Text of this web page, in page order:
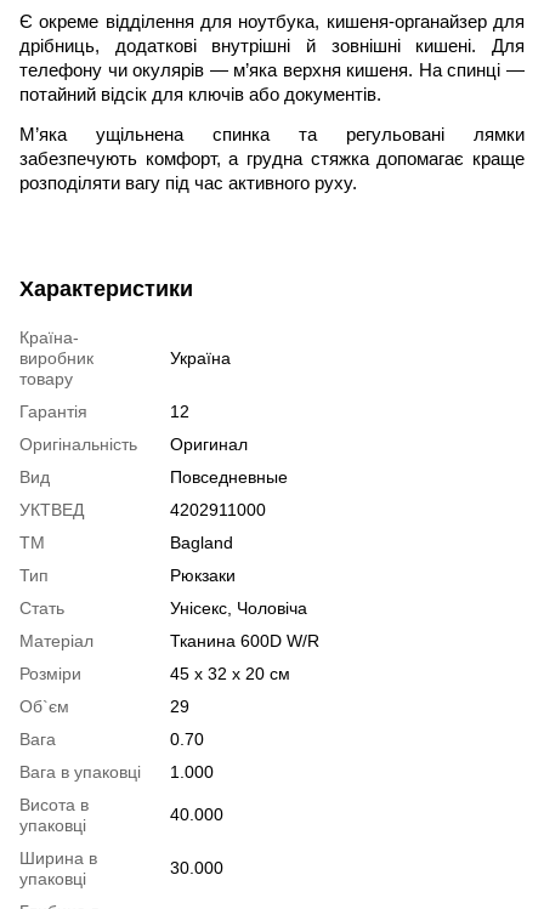
Є окреме відділення для ноутбука, кишеня-органайзер для
дрібниць, додаткові внутрішні й зовнішні кишені. Для
телефону чи окулярів — м’яка верхня кишеня. На спинці —
потайний відсік для ключів або документів.
М’яка ущільнена спинка та регульовані лямки
забезпечують комфорт, а грудна стяжка допомагає краще
розподіляти вагу під час активного руху.
Характеристики
Країна-
виробник
товару
Україна
Гарантія
12
Оригінальність
Оригинал
Вид
Повседневные
УКТВЕД
4202911000
ТМ
Bagland
Тип
Рюкзаки
Стать
Унісекс, Чоловіча
Матеріал
Тканина 600D W/R
Розміри
45 x 32 x 20 см
Об`єм
29
Вага
0.70
Вага в упаковці
1.000
Висота в
упаковці
40.000
Ширина в
упаковці
30.000